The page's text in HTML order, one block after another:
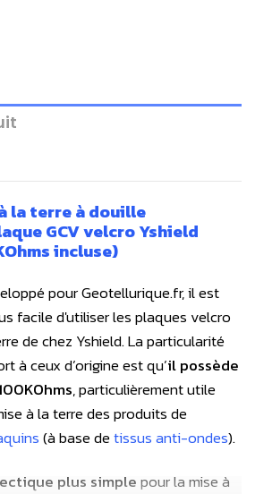
la terre à douille
GCV velcro Yshield
incluse)
pour Geotellurique.fr, il est
facile d'utiliser les plaques velcro
de chez Yshield. La particularité
à ceux d’origine est qu’il possède
, particulièrement utile
à la terre des produits de
(à base detissus anti-ondes).
plus simplepour la mise à